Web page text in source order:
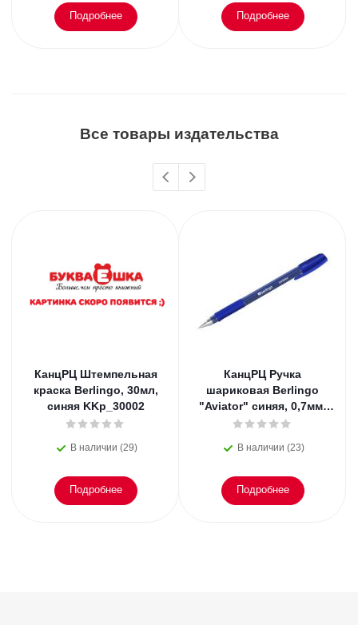
Подробнее Подробнее
Все товары издательства
КанцРЦ Штемпельная
краска Berlingo, 30мл,
синяя KKp_30002
В наличии (29)
Подробнее
КанцРЦ Ручка
шариковая Berlingo
"Aviator" синяя, 0,7мм,
грип
В наличии (23)
Подробнее